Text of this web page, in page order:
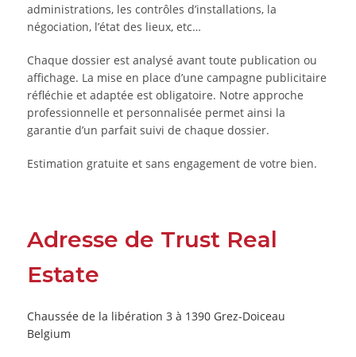
administrations, les contrôles d’installations, la
négociation, l’état des lieux, etc…
Chaque dossier est analysé avant toute publication ou
affichage. La mise en place d’une campagne publicitaire
réfléchie et adaptée est obligatoire. Notre approche
professionnelle et personnalisée permet ainsi la
garantie d’un parfait suivi de chaque dossier.
Estimation gratuite et sans engagement de votre bien.
Adresse de Trust Real
Estate
Chaussée de la libération 3 à 1390 Grez-Doiceau
Belgium